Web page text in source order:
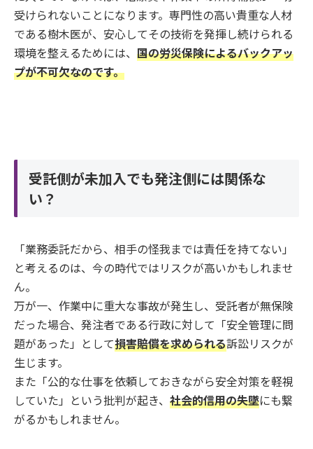
受けられないことになります。専門性の高い貴重な人材
である樹木医が、安心してその技術を発揮し続けられる
環境を整えるためには、 国の労災保険によるバックアッ
プが不可欠なのです。
受託側が未加入でも発注側には関係な
い？
「業務委託だから、相手の怪我までは責任を持てない」
と考えるのは、今の時代ではリスクが高いかもしれませ
ん。
万が一、作業中に重大な事故が発生し、受託者が無保険
だった場合、発注者である行政に対して「安全管理に問
題があった」として損害賠償を求められる訴訟リスクが
生じます。
また「公的な仕事を依頼しておきながら安全対策を軽視
していた」という批判が起き、 社会的信用の失墜にも繋
がるかもしれません。